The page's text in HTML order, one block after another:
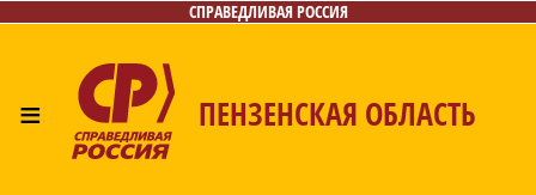
СПРАВЕДЛИВАЯ РОССИЯ
≡ ПЕНЗЕНСКАЯ ОБЛАСТЬ